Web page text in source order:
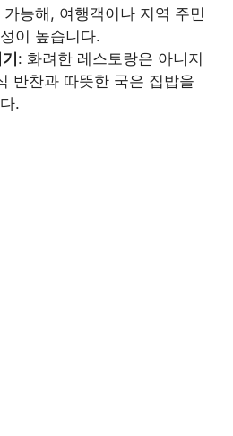
능해, 여행객이나 지역 주민
이 높습니다.
: 화려한 레스토랑은 아니지
반찬과 따뜻한 국은 집밥을
.